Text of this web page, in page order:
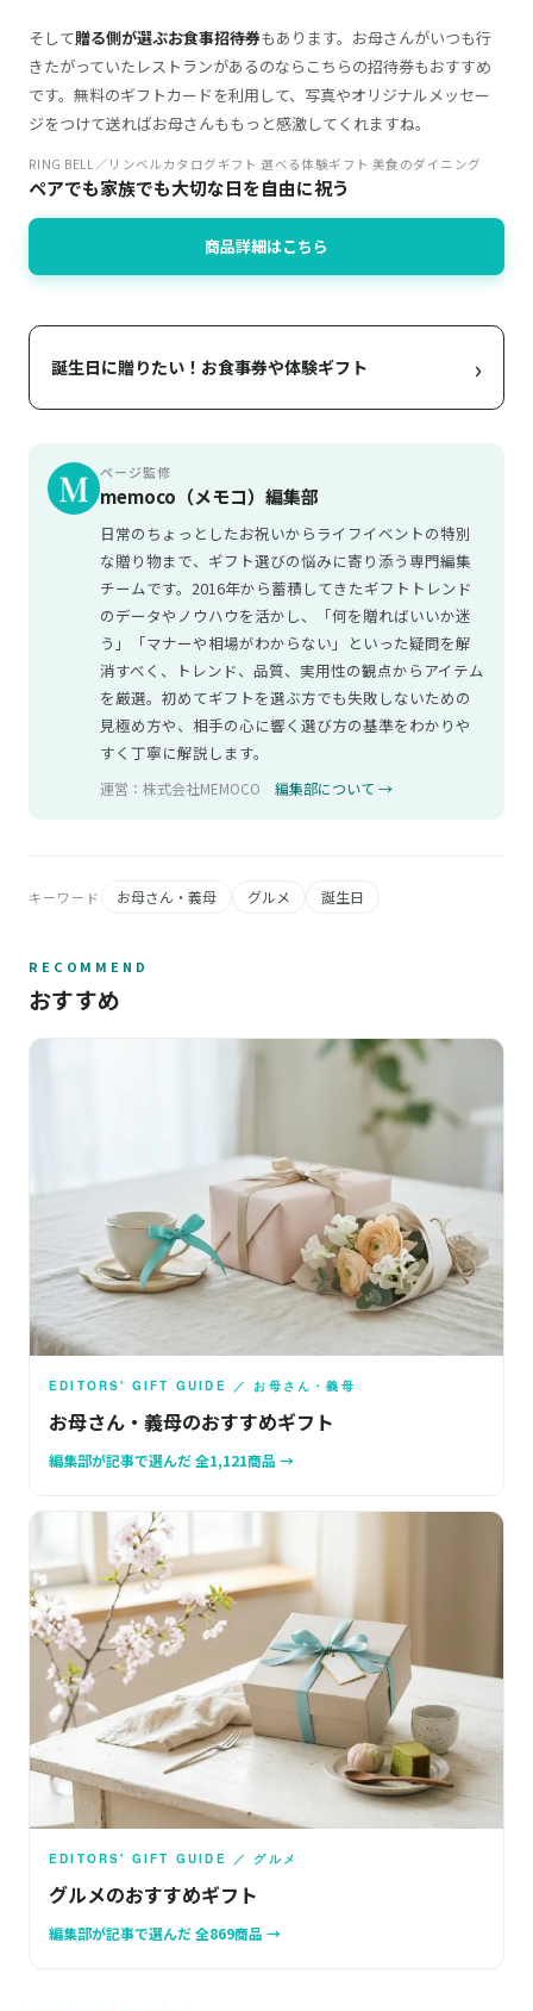
そして贈る側が選ぶお食事招待券もあります。お母さんがいつも行
きたがっていたレストランがあるのならこちらの招待券もおすすめ
です。無料のギフトカードを利用して、写真やオリジナルメッセー
ジをつけて送ればお母さんももっと感激してくれますね。
RING BELL／リンベルカタログギフト 選べる体験ギフト 美食のダイニング
ペアでも家族でも大切な日を自由に祝う
商品詳細はこちら
誕生日に贈りたい！お食事券や体験ギフト ›
ページ監修
memoco（メモコ）編集部
日常のちょっとしたお祝いからライフイベントの特別
な贈り物まで、ギフト選びの悩みに寄り添う専門編集
チームです。2016年から蓄積してきたギフトトレンド
のデータやノウハウを活かし、「何を贈ればいいか迷
う」「マナーや相場がわからない」といった疑問を解
消すべく、トレンド、品質、実用性の観点からアイテム
を厳選。初めてギフトを選ぶ方でも失敗しないための
見極め方や、相手の心に響く選び方の基準をわかりや
すく丁寧に解説します。
運営：株式会社MEMOCO 編集部について →
キーワード お母さん・義母 グルメ 誕生日
RECOMMEND
おすすめ
EDITORS' GIFT GUIDE ／ お母さん・義母
お母さん・義母のおすすめギフト
編集部が記事で選んだ 全1,121商品 →
EDITORS' GIFT GUIDE ／ グルメ
グルメのおすすめギフト
編集部が記事で選んだ 全869商品 →